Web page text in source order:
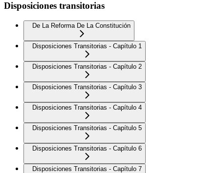
Disposiciones transitorias
De La Reforma De La Constitución
Disposiciones Transitorias - Capítulo 1
Disposiciones Transitorias - Capítulo 2
Disposiciones Transitorias - Capítulo 3
Disposiciones Transitorias - Capítulo 4
Disposiciones Transitorias - Capítulo 5
Disposiciones Transitorias - Capítulo 6
Disposiciones Transitorias - Capítulo 7